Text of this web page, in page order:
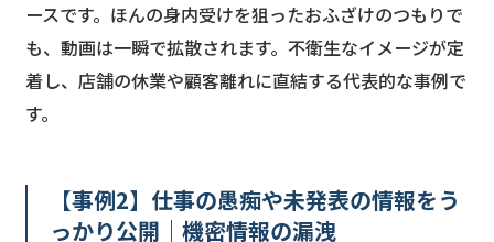
ースです。ほんの身内受けを狙ったおふざけのつもりで
も、動画は一瞬で拡散されます。不衛生なイメージが定
着し、店舗の休業や顧客離れに直結する代表的な事例で
す。
【事例2】仕事の愚痴や未発表の情報をう
っかり公開｜機密情報の漏洩